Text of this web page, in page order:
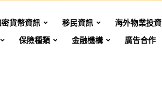
貨幣資訊 移民資訊
海外物業投資
保險種類 金融機構 廣告合作